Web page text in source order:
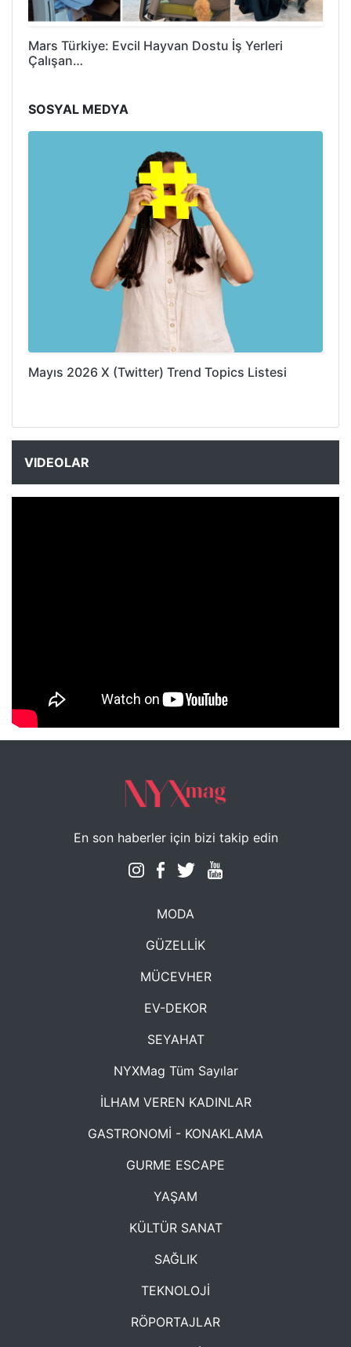
Mars Türkiye: Evcil Hayvan Dostu İş Yerleri
Çalışan…
SOSYAL MEDYA
Mayıs 2026 X (Twitter) Trend Topics Listesi
VIDEOLAR
NYXmag 2. Yaş Kutlama Etkinliği
En son haberler için bizi takip edin
MODA
GÜZELLİK
MÜCEVHER
EV-DEKOR
SEYAHAT
NYXMag Tüm Sayılar
İLHAM VEREN KADINLAR
GASTRONOMİ - KONAKLAMA
GURME ESCAPE
YAŞAM
KÜLTÜR SANAT
SAĞLIK
TEKNOLOJİ
RÖPORTAJLAR